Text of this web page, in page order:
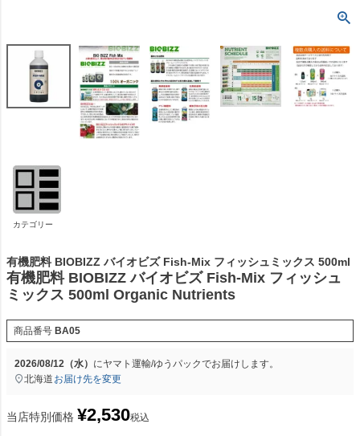
カテゴリー
有機肥料 BIOBIZZ バイオビズ Fish-Mix フィッシュミックス 500ml
有機肥料 BIOBIZZ バイオビズ Fish-Mix フィッシュ
ミックス 500ml Organic Nutrients
商品番号 BA05
2026/08/12（水） にヤマト運輸/ゆうパックでお届けします。
北海道 お届け先を変更
当店特別価格 ¥2,530税込